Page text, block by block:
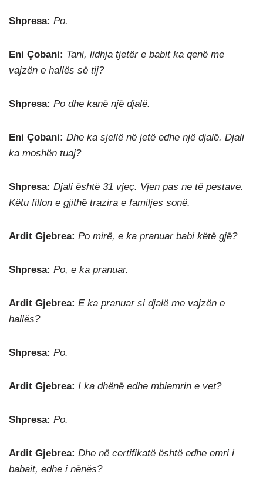
Shpresa: Po.
Eni Çobani: Tani, lidhja tjetër e babit ka qenë me
vajzën e hallës së tij?
Shpresa: Po dhe kanë një djalë.
Eni Çobani: Dhe ka sjellë në jetë edhe një djalë. Djali
ka moshën tuaj?
Shpresa: Djali është 31 vjeç. Vjen pas ne të pestave.
Këtu fillon e gjithë trazira e familjes sonë.
Ardit Gjebrea: Po mirë, e ka pranuar babi këtë gjë?
Shpresa: Po, e ka pranuar.
Ardit Gjebrea: E ka pranuar si djalë me vajzën e
hallës?
Shpresa: Po.
Ardit Gjebrea: I ka dhënë edhe mbiemrin e vet?
Shpresa: Po.
Ardit Gjebrea: Dhe në certifikatë është edhe emri i
babait, edhe i nënës?